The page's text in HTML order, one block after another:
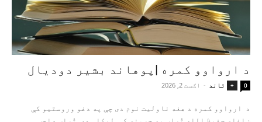
د ارواوو کمره |پوهاند بشیر دودیال
+ تاند - اګست 2, 2026 0
د ارواوو کمره د هغه ناولیت نوم دی چې په دغو وروستیو کې